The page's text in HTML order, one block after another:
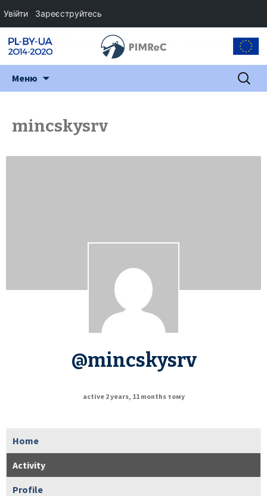
Меню Пошук:
mincskysrv
@mincskysrv
active 2 years, 11 months тому
Home
Activity
Profile
Увійти Зареєструйтесь